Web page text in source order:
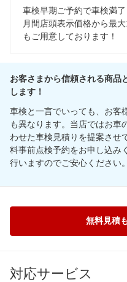
車検早期ご予約で車検満
月間店頭表示価格から最
もご用意しております！
お客さまから信頼される商品
します！
車検と一言でいっても、お客
も異なります。当店ではお車
わせた車検見積りを提案させ
料事前点検予約をお申し込み
行いますのでご安心ください。
無料見積
対応サービス